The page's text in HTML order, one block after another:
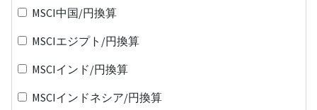
MSCI中国/円換算
MSCIエジプト/円換算
MSCIインド/円換算
MSCIインドネシア/円換算